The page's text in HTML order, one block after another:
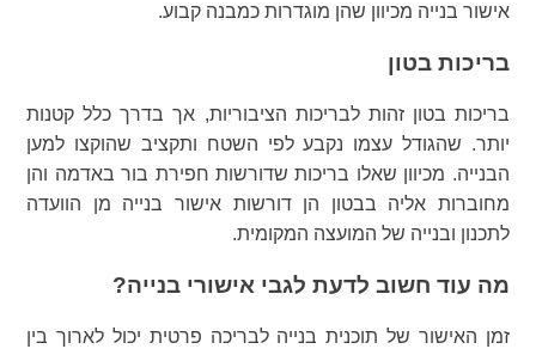
אישור בנייה מכיוון שהן מוגדרות כמבנה קבוע.
בריכות בטון
בריכות בטון זהות לבריכות הציבוריות, אך בדרך כלל קטנות
יותר. שהגודל עצמו נקבע לפי השטח ותקציב שהוקצו למען
הבנייה. מכיוון שאלו בריכות שדורשות חפירת בור באדמה והן
מחוברות אליה בבטון הן דורשות אישור בנייה מן הוועדה
לתכנון ובנייה של המועצה המקומית.
מה עוד חשוב לדעת לגבי אישורי בנייה?
זמן האישור של תוכנית בנייה לבריכה פרטית יכול לארוך בין